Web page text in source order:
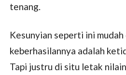
tenang.
Kesunyian seperti ini
keberhasilannya adalah
Tapi justru di situ letak